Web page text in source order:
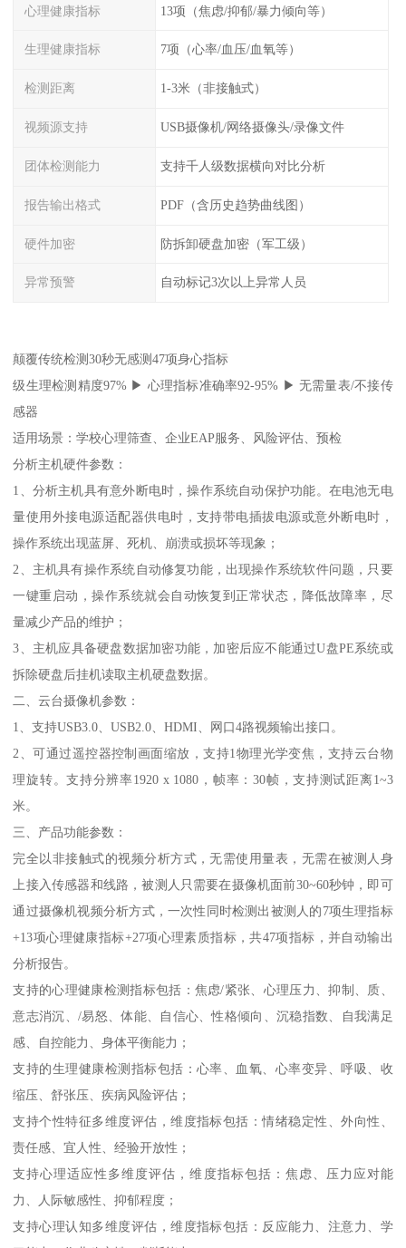
心理健康指标 13项（焦虑/抑郁/暴力倾向等）
生理健康指标 7项（心率/血压/血氧等）
检测距离 1-3米（非接触式）
视频源支持 USB摄像机/网络摄像头/录像文件
团体检测能力 支持千人级数据横向对比分析
报告输出格式 PDF（含历史趋势曲线图）
硬件加密 防拆卸硬盘加密（军工级）
异常预警 自动标记3次以上异常人员
颠覆传统检测30秒无感测47项身心指标
级生理检测精度97% ▶ 心理指标准确率92-95% ▶ 无需量表/不接传
感器
适用场景：学校心理筛查、企业EAP服务、风险评估、预检
分析主机硬件参数：
1、分析主机具有意外断电时，操作系统自动保护功能。在电池无电
量使用外接电源适配器供电时，支持带电插拔电源或意外断电时，
操作系统出现蓝屏、死机、崩溃或损坏等现象；
2、主机具有操作系统自动修复功能，出现操作系统软件问题，只要
一键重启动，操作系统就会自动恢复到正常状态，降低故障率，尽
量减少产品的维护；
3、主机应具备硬盘数据加密功能，加密后应不能通过U盘PE系统或
拆除硬盘后挂机读取主机硬盘数据。
二、云台摄像机参数：
1、支持USB3.0、USB2.0、HDMI、网口4路视频输出接口。
2、可通过遥控器控制画面缩放，支持1物理光学变焦，支持云台物
理旋转。支持分辨率1920 x 1080，帧率：30帧，支持测试距离1~3
米。
三、产品功能参数：
完全以非接触式的视频分析方式，无需使用量表，无需在被测人身
上接入传感器和线路，被测人只需要在摄像机面前30~60秒钟，即可
通过摄像机视频分析方式，一次性同时检测出被测人的7项生理指标
+13项心理健康指标+27项心理素质指标，共47项指标，并自动输出
分析报告。
支持的心理健康检测指标包括：焦虑/紧张、心理压力、抑制、质、
意志消沉、/易怒、体能、自信心、性格倾向、沉稳指数、自我满足
感、自控能力、身体平衡能力；
支持的生理健康检测指标包括：心率、血氧、心率变异、呼吸、收
缩压、舒张压、疾病风险评估；
支持个性特征多维度评估，维度指标包括：情绪稳定性、外向性、
责任感、宜人性、经验开放性；
支持心理适应性多维度评估，维度指标包括：焦虑、压力应对能
力、人际敏感性、抑郁程度；
支持心理认知多维度评估，维度指标包括：反应能力、注意力、学